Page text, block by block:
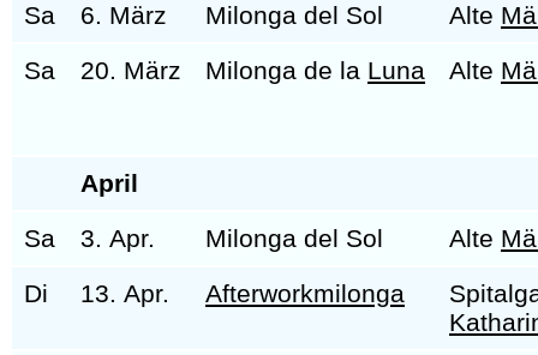
Sa
6. März Milonga del Sol Alte
Sa
20. März Milonga de la Luna Alte
April
Sa
3. Apr. Milonga del Sol Alte
Di
13. Apr. Afterworkmilonga